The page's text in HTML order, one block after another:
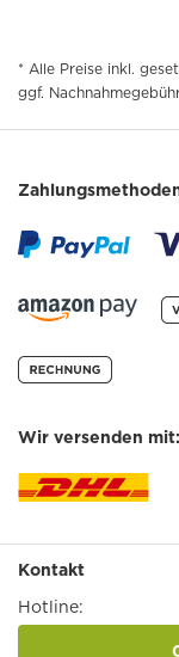
* Alle Preise inkl.
ggf.
Wir versenden mit:
Kontakt
Hotline: